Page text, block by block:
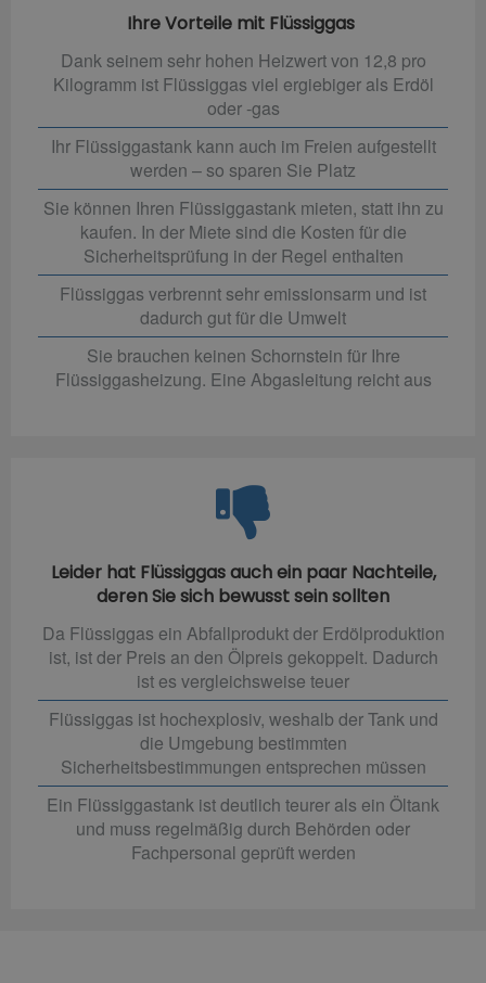
Ihre Vorteile mit Flüssiggas
Dank seinem sehr hohen Heizwert von 12,8 pro
Kilogramm ist Flüssiggas viel ergiebiger als Erdöl
oder -gas
Ihr Flüssiggastank kann auch im Freien aufgestellt
werden – so sparen Sie Platz
Sie können Ihren Flüssiggastank mieten, statt ihn zu
kaufen. In der Miete sind die Kosten für die
Sicherheitsprüfung in der Regel enthalten
Flüssiggas verbrennt sehr emissionsarm und ist
dadurch gut für die Umwelt
Sie brauchen keinen Schornstein für Ihre
Flüssiggasheizung. Eine Abgasleitung reicht aus
Leider hat Flüssiggas auch ein paar Nachteile,
deren Sie sich bewusst sein sollten
Da Flüssiggas ein Abfallprodukt der Erdölproduktion
ist, ist der Preis an den Ölpreis gekoppelt. Dadurch
ist es vergleichsweise teuer
Flüssiggas ist hochexplosiv, weshalb der Tank und
die Umgebung bestimmten
Sicherheitsbestimmungen entsprechen müssen
Ein Flüssiggastank ist deutlich teurer als ein Öltank
und muss regelmäßig durch Behörden oder
Fachpersonal geprüft werden